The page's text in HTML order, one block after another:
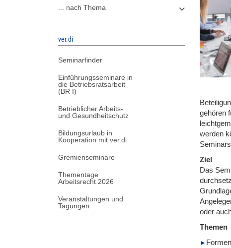
... nach Thema
ver.di
Seminarfinder
Einführungsseminare in
die Betriebsratsarbeit
(BR I)
Betrieblicher Arbeits-
und Gesundheitschutz
Bildungsurlaub in
Kooperation mit ver.di
Gremienseminare
Thementage
Arbeitsrecht 2026
Veranstaltungen und
Tagungen
gehören
werden
Ziel
Das
oder
Themen